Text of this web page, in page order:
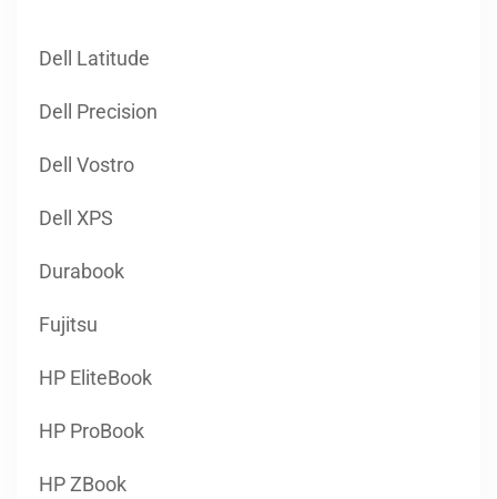
Dell Latitude
Dell Precision
Dell Vostro
Dell XPS
Durabook
Fujitsu
HP EliteBook
HP ProBook
HP ZBook